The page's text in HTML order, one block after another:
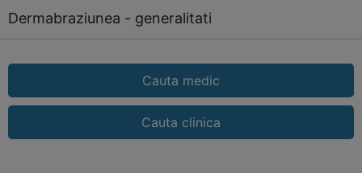
Dermabraziunea - generalitati
Cauta medic
Cauta clinica